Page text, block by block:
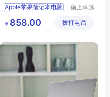
021新款
Apple苹果笔记本电脑
颍上卓越
有限公司
￥ 858.00 拨打电话